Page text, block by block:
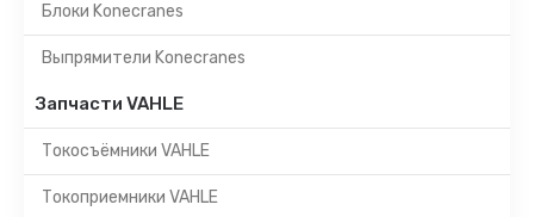
Блоки Konecranes
Выпрямители Konecranes
Запчасти VAHLE
Токосъёмники VAHLE
Токоприемники VAHLE